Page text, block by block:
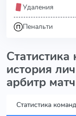
Удаления
Пенальти
история
арбитр
Статистика команд